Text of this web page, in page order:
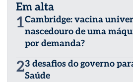
Em alta
1Cambridge: vacina
nascedouro de uma
por demanda?
23 desafios do governo
Saúde